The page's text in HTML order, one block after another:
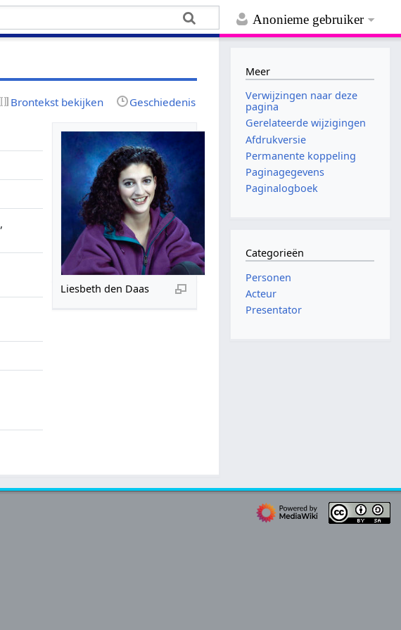
Anonieme gebruiker
Brontekst bekijken Geschiedenis
Liesbeth den Daas
,
Meer
Verwijzingen naar deze
pagina
Gerelateerde wijzigingen
Afdrukversie
Permanente koppeling
Paginagegevens
Paginalogboek
Categorieën
Personen
Acteur
Presentator